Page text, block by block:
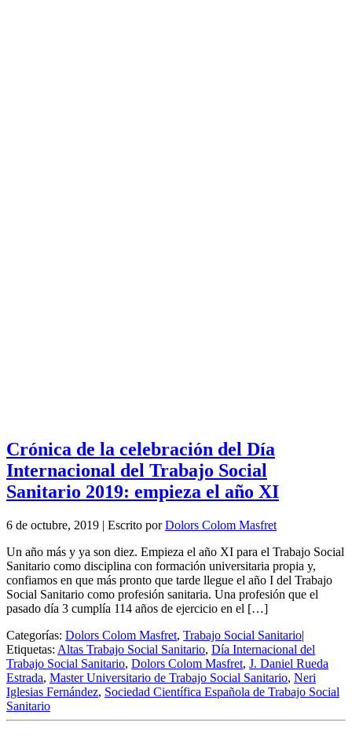
Crónica de la celebración del Día
Internacional del Trabajo Social
Sanitario 2019: empieza el año XI
6 de octubre, 2019 | Escrito porDolors Colom Masfret
Un año más y ya son diez. Empieza el año XI para el Trabajo Social
Sanitario como disciplina con formación universitaria propia y,
confiamos en que más pronto que tarde llegue el año I del Trabajo
Social Sanitario como profesión sanitaria. Una profesión que el
pasado día 3 cumplía 114 años de ejercicio en el […]
Categorías: Dolors Colom Masfret, Trabajo Social Sanitario|
Etiquetas: Altas Trabajo Social Sanitario, Día Internacional del
Trabajo Social Sanitario, Dolors Colom Masfret, J. Daniel Rueda
Estrada, Master Universitario de Trabajo Social Sanitario, Neri
Iglesias Fernández, Sociedad Científica Española de Trabajo Social
Sanitario